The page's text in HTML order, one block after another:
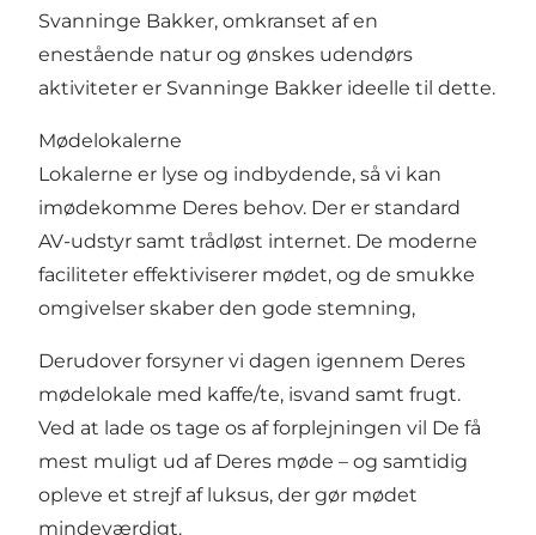
Svanninge Bakker, omkranset af en
enestående natur og ønskes udendørs
aktiviteter er Svanninge Bakker ideelle til dette.
Mødelokalerne
Lokalerne er lyse og indbydende, så vi kan
imødekomme Deres behov. Der er standard
AV-udstyr samt trådløst internet. De moderne
faciliteter effektiviserer mødet, og de smukke
omgivelser skaber den gode stemning,
Derudover forsyner vi dagen igennem Deres
mødelokale med kaffe/te, isvand samt frugt.
Ved at lade os tage os af forplejningen vil De få
mest muligt ud af Deres møde – og samtidig
opleve et strejf af luksus, der gør mødet
mindeværdigt.